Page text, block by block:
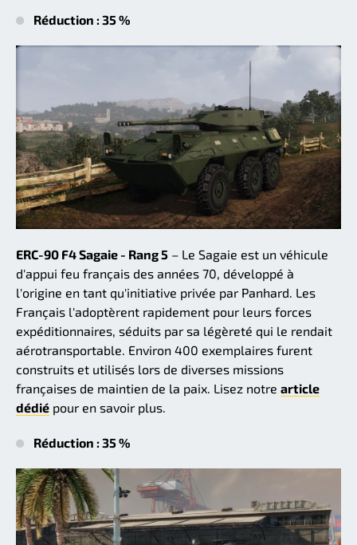
Réduction : 35 %
ERC-90 F4 Sagaie - Rang 5 – Le Sagaie est un véhicule
d'appui feu français des années 70, développé à
l'origine en tant qu'initiative privée par Panhard. Les
Français l'adoptèrent rapidement pour leurs forces
expéditionnaires, séduits par sa légèreté qui le rendait
aérotransportable. Environ 400 exemplaires furent
construits et utilisés lors de diverses missions
françaises de maintien de la paix. Lisez notre article
dédié pour en savoir plus.
Réduction : 35 %